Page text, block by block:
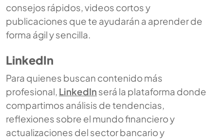
consejos rápidos, videos cortos y
publicaciones que te ayudarán a aprender de
forma ágil y sencilla.
LinkedIn
Para quienes buscan contenido más
profesional, LinkedIn será la plataforma donde
compartimos análisis de tendencias,
reflexiones sobre el mundo financiero y
actualizaciones del sector bancario y